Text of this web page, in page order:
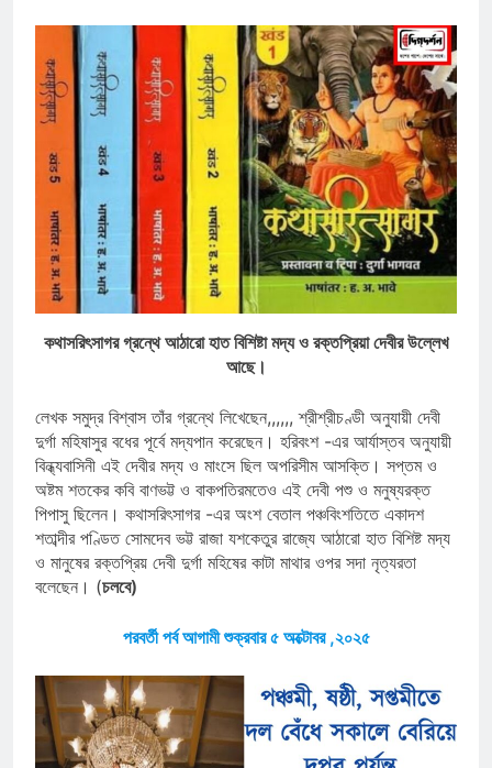
কথাসরিৎসাগর গ্রন্থে আঠারো হাত বিশিষ্টা মদ্য ও রক্তপ্রিয়া দেবীর উল্লেখ
আছে।
লেখক সমুদ্র বিশ্বাস তাঁর গ্রন্থে লিখেছেন,,,,,, শ্রীশ্রীচণ্ডী অনুযায়ী দেবী
দুর্গা মহিষাসুর বধের পূর্বে মদ্যপান করেছেন। হরিবংশ -এর আর্যাস্তব অনুযায়ী
বিন্ধ্যবাসিনী এই দেবীর মদ্য ও মাংসে ছিল অপরিসীম আসক্তি। সপ্তম ও
অষ্টম শতকের কবি বাণভট্ট ও বাকপতিরমতেও এই দেবী পশু ও মনুষ্যরক্ত
পিপাসু ছিলেন। কথাসরিৎসাগর -এর অংশ বেতাল পঞ্চবিংশতিতে একাদশ
শতাব্দীর পণ্ডিত সোমদেব ভট্ট রাজা যশকেতুর রাজ্যে আঠারো হাত বিশিষ্ট মদ্য
ও মানুষের রক্তপ্রিয় দেবী দুর্গা মহিষের কাটা মাথার ওপর সদা নৃত্যরতা
বলেছেন। (চলবে)
পরবর্তী পর্ব আগামী শুক্রবার ৫ অক্টোবর ,২০২৫